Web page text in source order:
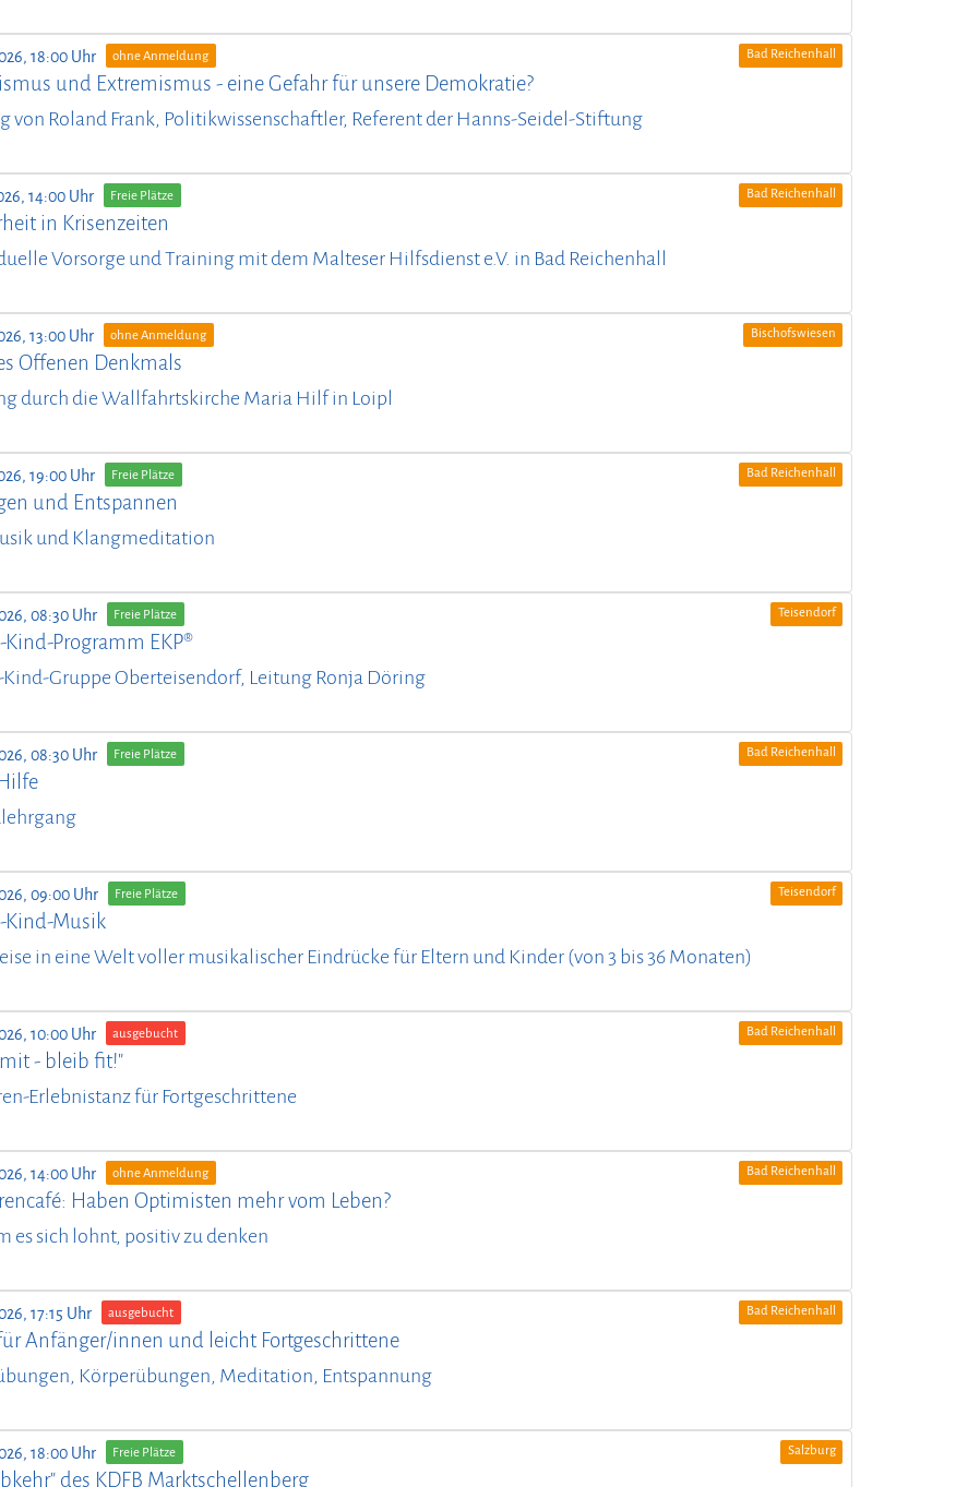
18:00 Uhr ohne Anmeldung Bad Reichenhall
und Extremismus - eine Gefahr für unsere Demokratie?
von Roland Frank, Politikwissenschaftler, Referent der Hanns-Seidel-Stiftung
14:00 Uhr Freie Plätze Bad Reichenhall
in Krisenzeiten
Vorsorge und Training mit dem Malteser Hilfsdienst e.V. in Bad Reichenhall
13:00 Uhr ohne Anmeldung Bischofswiesen
Offenen Denkmals
durch die Wallfahrtskirche Maria Hilf in Loipl
19:00 Uhr Freie Plätze Bad Reichenhall
und Entspannen
und Klangmeditation
08:30 Uhr Freie Plätze Teisendorf
Kind-Programm EKP®
Kind-Gruppe Oberteisendorf, Leitung Ronja Döring
08:30 Uhr Freie Plätze Bad Reichenhall
09:00 Uhr Freie Plätze Teisendorf
Kind-Musik
in eine Welt voller musikalischer Eindrücke für Eltern und Kinder (von 3 bis 36 Monaten)
10:00 Uhr ausgebucht Bad Reichenhall
mit - bleib fit!"
Erlebnistanz für Fortgeschrittene
14:00 Uhr ohne Anmeldung Bad Reichenhall
Haben Optimisten mehr vom Leben?
es sich lohnt, positiv zu denken
17:15 Uhr ausgebucht Bad Reichenhall
Anfänger/innen und leicht Fortgeschrittene
Körperübungen, Meditation, Entspannung
18:00 Uhr Freie Plätze Salzburg
des KDFB Marktschellenberg